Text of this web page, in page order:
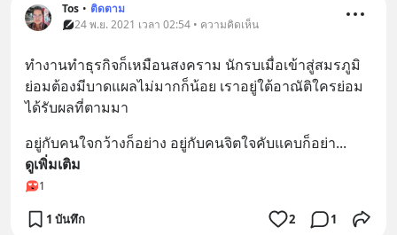
Tos • ติดตาม
24 พ.ย. 2021 เวลา 02:54 • ความคิดเห็น
ทำงานทำธุรกิจก็เหมือนสงคราม นักรบเมื่อเข้าสู่สมรภูมิ
ย่อมต้องมีบาดแผลไม่มากก็น้อย เราอยู่ใต้อาณัติใครย่อม
ได้รับผลที่ตามมา
อยู่กับคนใจกว้างก็อย่าง อยู่กับคนจิตใจคับแคบก็อย่า...
ดูเพิ่มเติม
1
1 บันทึก 2 1